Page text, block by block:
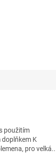
použitím
K
pro velká..